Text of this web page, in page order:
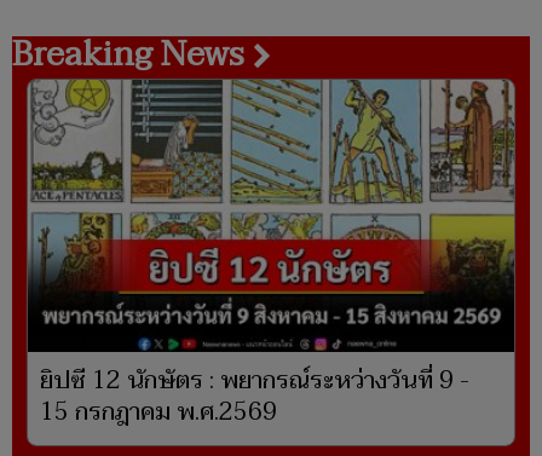
Breaking News
ยิปซี 12 นักษัตร : พยากรณ์ระหว่างวันที่ 9 -
15 กรกฎาคม พ.ศ.2569